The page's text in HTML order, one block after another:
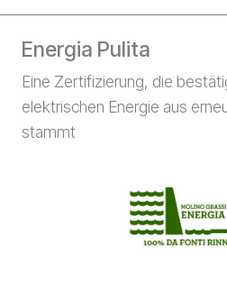
Energia Pulita
Eine Zertifizierung, die
elektrischen Energie aus
stammt